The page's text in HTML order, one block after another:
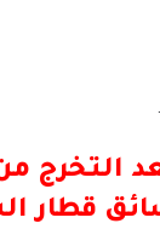
التخرج
قطار